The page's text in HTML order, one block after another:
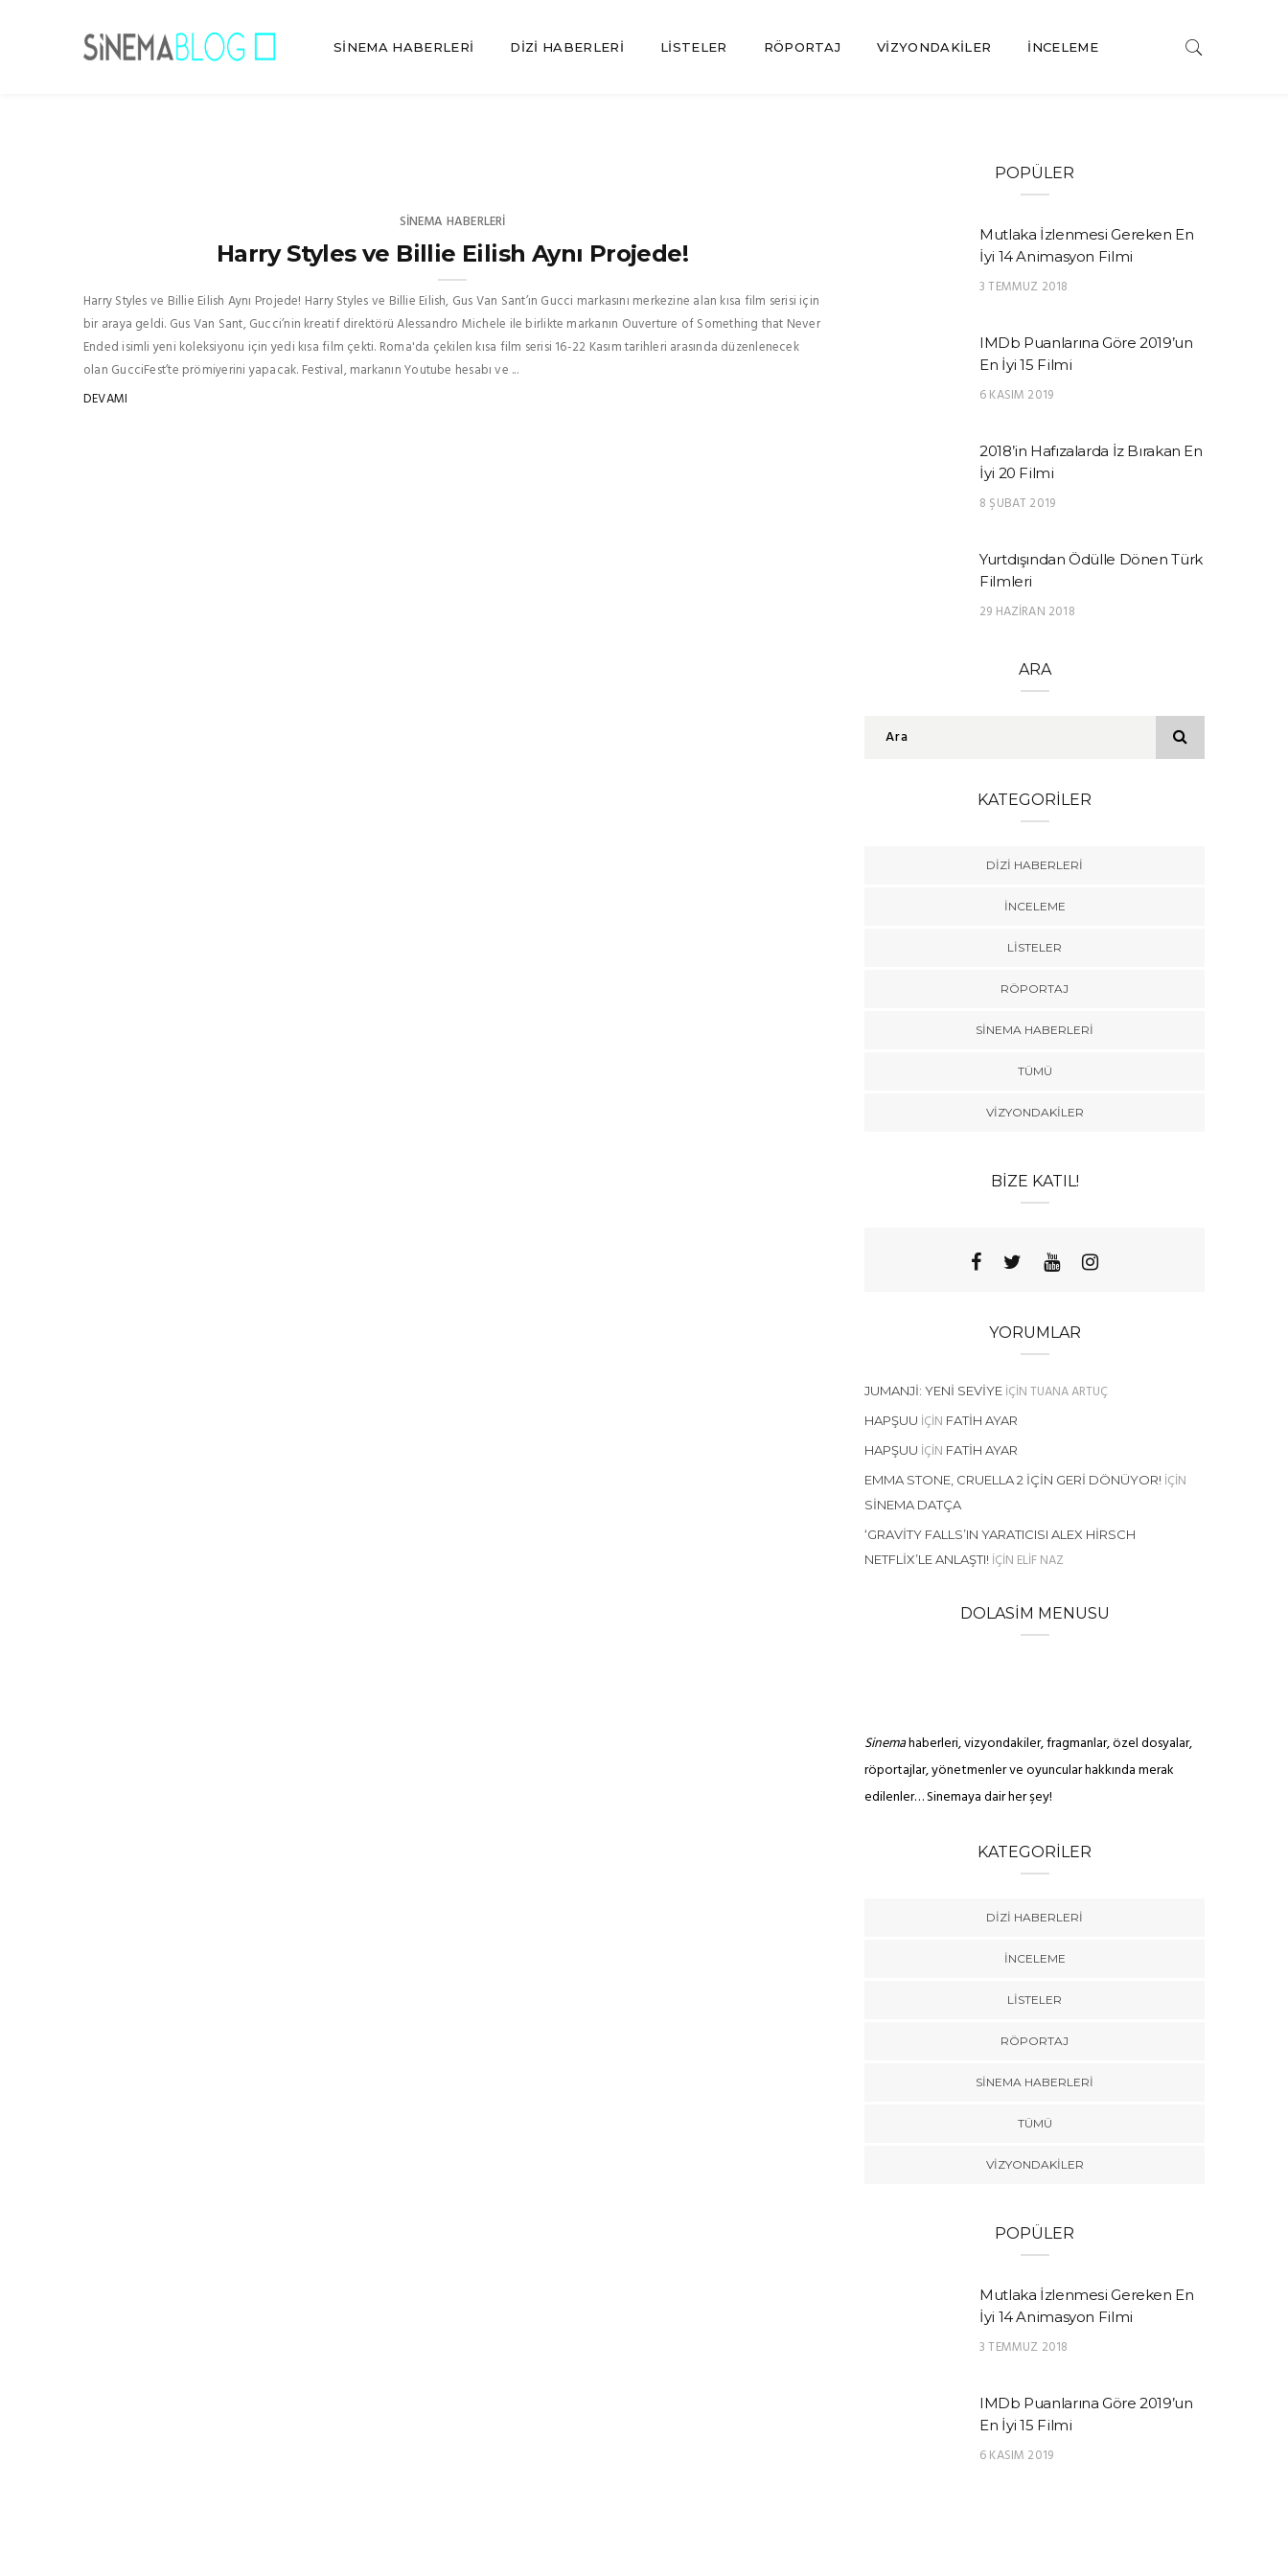
SINEMA HABERLERI DIZI HABERLERI LISTELER RÖPORTAJ VIZYONDAKILER İNCELEME
SINEMA HABERLERI
Harry Styles ve Billie Eilish Aynı Projede!
Harry Styles ve Billie Eilish Aynı Projede! Harry Styles ve Billie Eilish, Gus Van Sant’ın Gucci markasını merkezine alan kısa film serisi için
bir araya geldi. Gus Van Sant, Gucci’nin kreatif direktörü Alessandro Michele ile birlikte markanın Ouverture of Something that Never
Ended isimli yeni koleksiyonu için yedi kısa film çekti. Roma'da çekilen kısa film serisi 16-22 Kasım tarihleri arasında düzenlenecek
olan GucciFest’te prömiyerini yapacak. Festival, markanın Youtube hesabı ve ...
DEVAMI
POPÜLER
Mutlaka İzlenmesi Gereken En
İyi 14 Animasyon Filmi
3 TEMMUZ 2018
IMDb Puanlarına Göre 2019’un
En İyi 15 Filmi
6 KASIM 2019
2018’in Hafızalarda İz Bırakan En
İyi 20 Filmi
8 ŞUBAT 2019
Yurtdışından Ödülle Dönen Türk
Filmleri
29 HAZIRAN 2018
ARA
KATEGORILER
DIZI HABERLERI
İNCELEME
LISTELER
RÖPORTAJ
SINEMA HABERLERI
TÜMÜ
VIZYONDAKILER
BIZE KATIL!
YORUMLAR
JUMANJI: YENI SEVIYE IÇINTUANA ARTUÇ
HAPŞUU IÇIN FATIH AYAR
HAPŞUU IÇIN FATIH AYAR
EMMA STONE, CRUELLA 2 İÇIN GERI DÖNÜYOR! IÇIN
SINEMA DATÇA
‘GRAVITY FALLS’IN YARATICISI ALEX HIRSCH
NETFLIX’LE ANLAŞTI! IÇIN ELIF NAZ
DOLASIM MENUSU
Sinemahaberleri, vizyondakiler, fragmanlar, özel dosyalar,
röportajlar, yönetmenler ve oyuncular hakkında merak
edilenler… Sinemaya dair her şey!
KATEGORILER
DIZI HABERLERI
İNCELEME
LISTELER
RÖPORTAJ
SINEMA HABERLERI
TÜMÜ
VIZYONDAKILER
POPÜLER
Mutlaka İzlenmesi Gereken En
İyi 14 Animasyon Filmi
3 TEMMUZ 2018
IMDb Puanlarına Göre 2019’un
En İyi 15 Filmi
6 KASIM 2019